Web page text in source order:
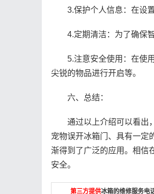
3.保护个人信息：在设置
4.定期清洁：为了确保智
5.注意安全使用：在使用
尖锐的物品进行开启等。
六、总结：
通过以上介绍可以看出，
宠物误开冰箱门、具有一定
渐得到了广泛的应用。相信
安全。
第三方提供冰箱的维修服务电